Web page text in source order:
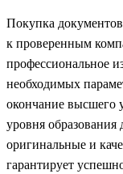
Покупка
к проверенным
профессиональное
необходимых
окончание высшего
уровня образования
оригинальные и
гарантирует